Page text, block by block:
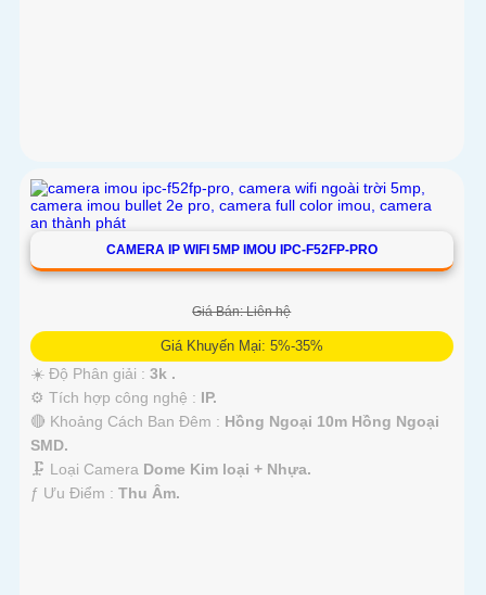
CAMERA IP WIFI 5MP IMOU IPC-F52FP-PRO
Giá Bán: Liên hệ
Giá Khuyến Mại: 5%-35%
☀️ Độ Phân giải : 3k .
⚙ Tích hợp công nghệ : IP.
🔴 Khoảng Cách Ban Đêm : Hồng Ngoại 10m Hồng Ngoại
SMD.
🗜️ Loại Camera Dome Kim loại + Nhựa.
️ƒ Ưu Điểm : Thu Âm.